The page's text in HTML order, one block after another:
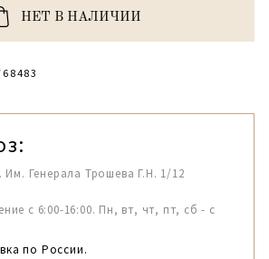
НЕТ В НАЛИЧИИ
Им. Генерала Трошева Г.Н. 1/12
с 6:00-16:00. Пн, вт, чт, пт, сб - с
по России.